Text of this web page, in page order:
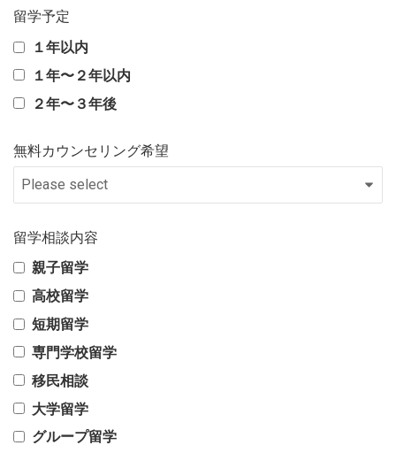
留学予定
１年以内
１年〜２年以内
２年〜３年後
無料カウンセリング希望
留学相談内容
親子留学
高校留学
短期留学
専門学校留学
移民相談
大学留学
グループ留学